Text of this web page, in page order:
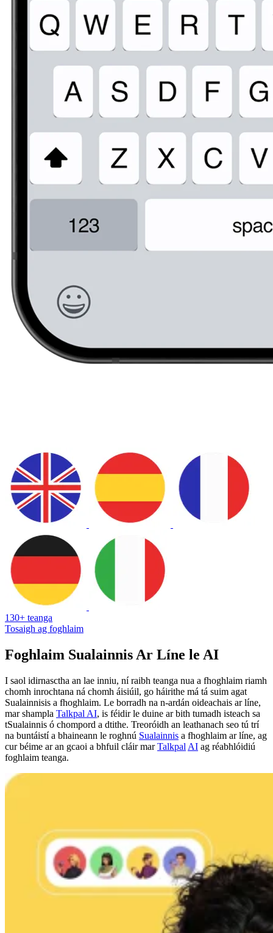
130+ teanga
Tosaigh ag foghlaim
Foghlaim Sualainnis Ar Líne le AI
I saol idirnasctha an lae inniu, ní raibh teanga nua a fhoghlaim riamh
chomh inrochtana ná chomh áisiúil, go háirithe má tá suim agat
Sualainnisis a fhoghlaim. Le borradh na n-ardán oideachais ar líne,
mar shampla Talkpal AI, is féidir le duine ar bith tumadh isteach sa
tSualainnis ó chompord a dtithe. Treoróidh an leathanach seo tú trí
na buntáistí a bhaineann le roghnú Sualainnis a fhoghlaim ar líne, ag
cur béime ar an gcaoi a bhfuil cláir marTalkpal AI ag réabhlóidiú
foghlaim teanga.